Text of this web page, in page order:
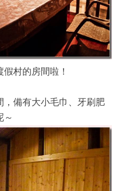
假村的房間啦！
，備有大小毛巾、牙刷肥
～